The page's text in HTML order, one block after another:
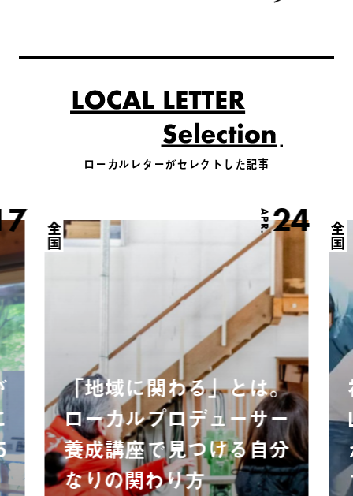
ローカルレターがセレクトした記事
APR.24
全国
「地域に関わる」とは。
ローカルプロデューサー
養成講座で見つける自分
なりの関わり方
全国